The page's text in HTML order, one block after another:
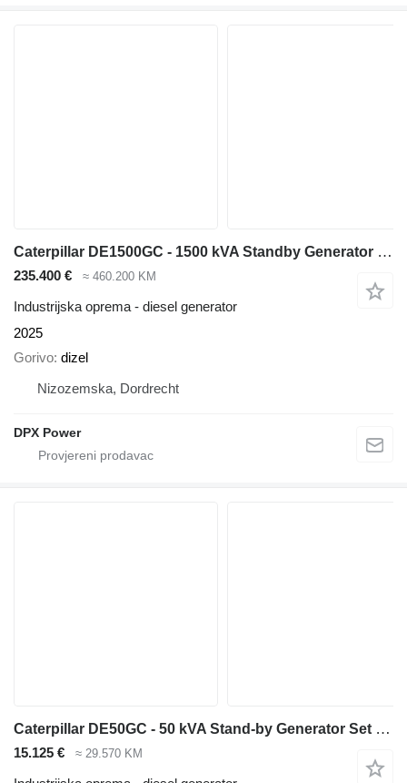
Caterpillar DE1500GC - 1500 kVA Standby Generator - DPX-18228
235.400 € ≈ 460.200 KM
Industrijska oprema - diesel generator
2025
Gorivo dizel
Nizozemska, Dordrecht
DPX Power
Caterpillar DE50GC - 50 kVA Stand-by Generator Set - DPX-18205
15.125 € ≈ 29.570 KM